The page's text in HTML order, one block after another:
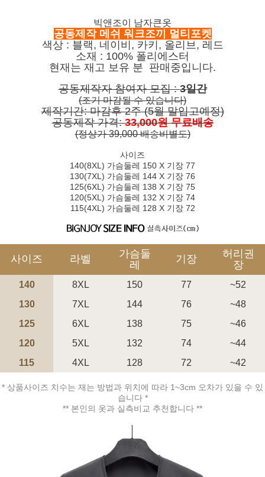
페이코 ID로 페
PAYCO 바로구매
빅앤조이 남자큰옷
공동제작 메쉬 워크조끼 멀티포켓
색상 : 블랙, 네이비, 카키, 올리브, 레드
소재 : 100% 폴리에스터
현재는 재고 보유 분 판매중입니다.
공동제작자 참여자 모집 :3일간
(조기 마감될 수 있습니다)
제작기간: 마감후 2주 (5월 말입고예정)
공동제작 가격:33,000원 무료배송
(정상가 39,000 배송비별도)
사이즈
140(8XL) 가슴둘레 150 X 기장 77
130(7XL) 가슴둘레 144 X 기장 76
125(6XL) 가슴둘레 138 X 기장 75
120(5XL) 가슴둘레 132 X 기장 74
115(4XL) 가슴둘레 128 X 기장 72
사이즈 라벨
가슴둘
레
기장
허리권
장
140 8XL 150 77
~52
130
7XL 144 76
~48
125
6XL 138 75
~46
120
5XL 132 74
~44
115
4XL 128 72 ~42
* 상품사이즈 치수는 재는 방법과 위치에 따라 1~3cm 오차가 있을 수 있
습니다 *
** 본인의 옷과 실측비교 추천합니다 **